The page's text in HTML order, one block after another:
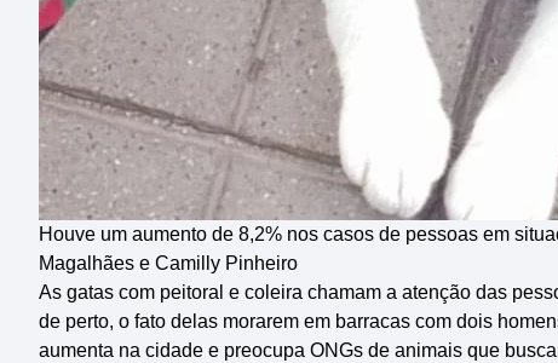
Houve um aumento de 8,2% nos casos de pessoas em
Magalhães e Camilly Pinheiro
As gatas com peitoral e coleira chamam a atenção das
de perto, o fato delas morarem em barracas com dois
aumenta na cidade e preocupa ONGs de animais que